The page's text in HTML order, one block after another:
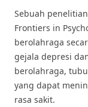
Sebuah
Frontiers in
berolahraga
gejala depresi
berolahraga,
yang dapat
rasa sakit.